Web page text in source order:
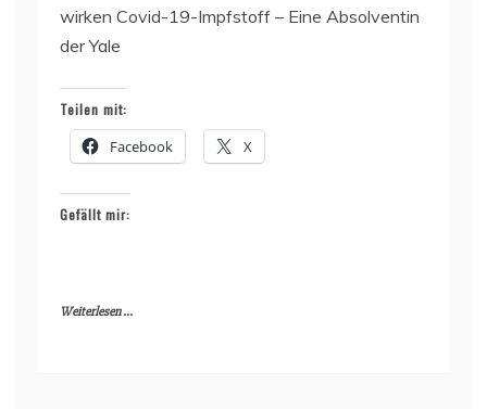
wirken Covid-19-Impfstoff – Eine Absolventin
der Yale
Teilen mit:
Facebook X
Gefällt mir:
Weiterlesen ...